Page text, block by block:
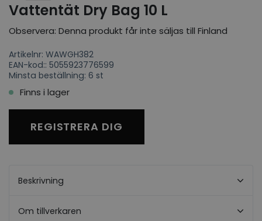
Vattentät Dry Bag 10 L
Observera: Denna produkt får inte säljas till Finland
Artikelnr: WAWGH382
EAN-kod:: 5055923776599
Minsta beställning: 6 st
Finns i lager
REGISTRERA DIG
Beskrivning
Om tillverkaren